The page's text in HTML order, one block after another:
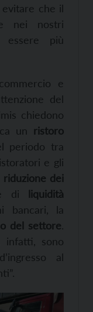
che il
nei nostri
più
e
del
chiedono
un ristoro
periodo tra
e gli
riduzione dei
di liquidità
bancari, la
del settore.
infatti, sono
al